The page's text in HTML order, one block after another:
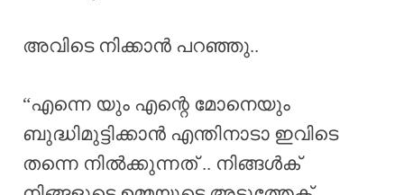
അവിടെ നിക്കാൻ പറഞ്ഞു..
“എന്നെ യും എന്റെ മോനെയും
ബുദ്ധിമുട്ടിക്കാൻ എന്തിനാടാ ഇവിടെ
തന്നെ നിൽക്കുന്നത് .. നിങ്ങൾക്